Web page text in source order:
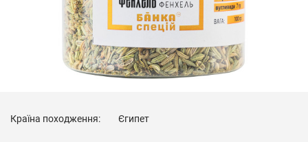
Країна походження: Єгипет